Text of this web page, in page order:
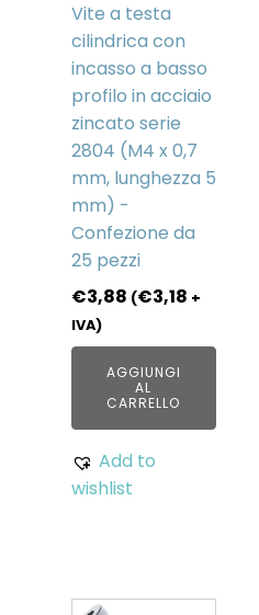
Vite a testa
cilindrica con
incasso a basso
profilo in acciaio
zincato serie
2804 (M4 x 0,7
mm, lunghezza 5
mm) -
Confezione da
25 pezzi
€3,88 (€3,18 +
IVA)
AGGIUNGI
AL
CARRELLO
Add to
wishlist